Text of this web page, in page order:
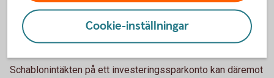
kvittas mot förluster och utgifter i kapital.
Investeringssparkonto (ISK) – JA
Schablonintäkten på ett investeringssparkonto kan däremot
Cookie-inställningar